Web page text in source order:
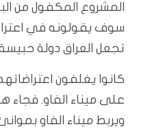
المشروع المكفول من
سوف يقولونه في
تجعل العراق دولة
كانوا يغلفون
على ميناء الفاو. فجاء
ويربط ميناء الفاو بموانئ